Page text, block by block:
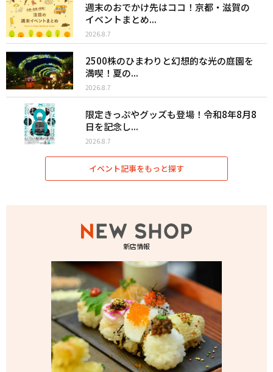
週末のおでかけ先はココ！京都・滋賀の
イベントまとめ...
2026.8.7
2500株のひまわりと幻想的な光の庭園を
満喫！夏の...
2026.8.7
限定きっぷやグッズも登場！令和8年8月8
日を記念し...
2026.8.7
イベント記事をもっと探す
新店情報